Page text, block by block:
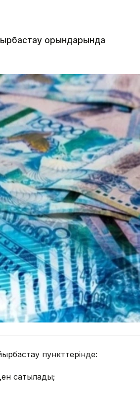
орындарында
пункттерінде:
сатылады;